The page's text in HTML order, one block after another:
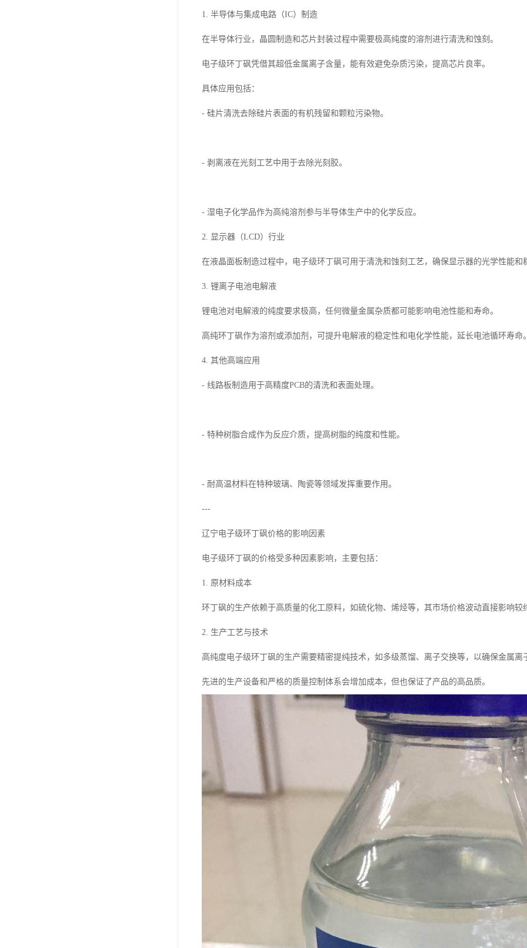
1. 半导体与集成电路（IC）制造
在半导体行业，晶圆制造和芯片封装过程中需要极高纯度的溶剂进行清洗和蚀刻。
电子级环丁砜凭借其超低金属离子含量，能有效避免杂质污染，提高芯片良率。
具体应用包括：
- 硅片清洗去除硅片表面的有机残留和颗粒污染物。
- 剥离液在光刻工艺中用于去除光刻胶。
- 湿电子化学品作为高纯溶剂参与半导体生产中的化学反应。
2. 显示器（LCD）行业
在液晶面板制造过程中，电子级环丁砜可用于清洗和蚀刻工艺，确保显示器的光学性能和
3. 锂离子电池电解液
锂电池对电解液的纯度要求极高，任何微量金属杂质都可能影响电池性能和寿命。
高纯环丁砜作为溶剂或添加剂，可提升电解液的稳定性和电化学性能，延长电池循环寿命。
4. 其他高端应用
- 线路板制造用于高精度PCB的清洗和表面处理。
- 特种树脂合成作为反应介质，提高树脂的纯度和性能。
- 耐高温材料在特种玻璃、陶瓷等领域发挥重要作用。
---
辽宁电子级环丁砜价格的影响因素
电子级环丁砜的价格受多种因素影响，主要包括：
1. 原材料成本
环丁砜的生产依赖于高质量的化工原料，如硫化物、烯烃等，其市场价格波动直接影响较
2. 生产工艺与技术
高纯度电子级环丁砜的生产需要精密提纯技术，如多级蒸馏、离子交换等，以确保金属离
先进的生产设备和严格的质量控制体系会增加成本，但也保证了产品的高品质。